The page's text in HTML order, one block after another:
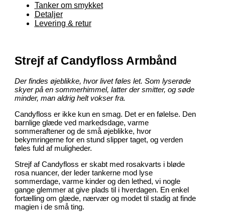
ANTAL
Tanker om smykket
Detaljer
Levering & retur
Strejf af Candyfloss Armbånd
Der findes øjeblikke, hvor livet føles let. Som lyserøde
skyer på en sommerhimmel, latter der smitter, og søde
minder, man aldrig helt vokser fra.
Candyfloss er ikke kun en smag. Det er en følelse. Den
barnlige glæde ved markedsdage, varme
sommeraftener og de små øjeblikke, hvor
bekymringerne for en stund slipper taget, og verden
føles fuld af muligheder.
Strejf af Candyfloss er skabt med rosakvarts i bløde
rosa nuancer, der leder tankerne mod lyse
sommerdage, varme kinder og den lethed, vi nogle
gange glemmer at give plads til i hverdagen. En enkel
fortælling om glæde, nærvær og modet til stadig at finde
magien i de små ting.